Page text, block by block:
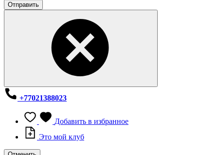
Отправить
+77021388023
Добавить в избранное
Это мой клуб